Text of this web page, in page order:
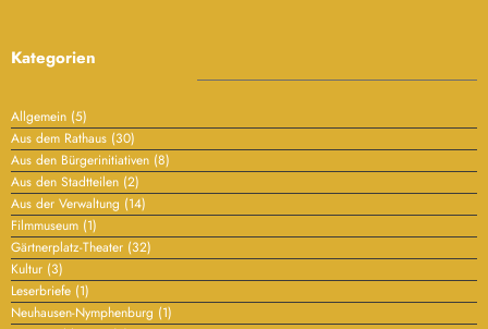
Kategorien
Allgemein
(5)
Aus dem Rathaus(30)
Aus den Bürgerinitiativen(8)
Aus den Stadtteilen(2)
Aus der Verwaltung(14)
Filmmuseum(1)
Gärtnerplatz-Theater(32)
Kultur(3)
Leserbriefe(1)
Neuhausen-Nymphenburg(1)